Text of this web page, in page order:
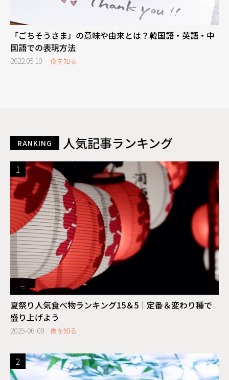
「ごちそうさま」の意味や由来とは？韓国語・英語・中
国語での表現方法
2022.05.10 食を知る
RANKING 人気記事ランキング
夏祭り人気食べ物ランキング15＆5｜定番＆変わり種で
盛り上げよう
2025-06-09 食を知る